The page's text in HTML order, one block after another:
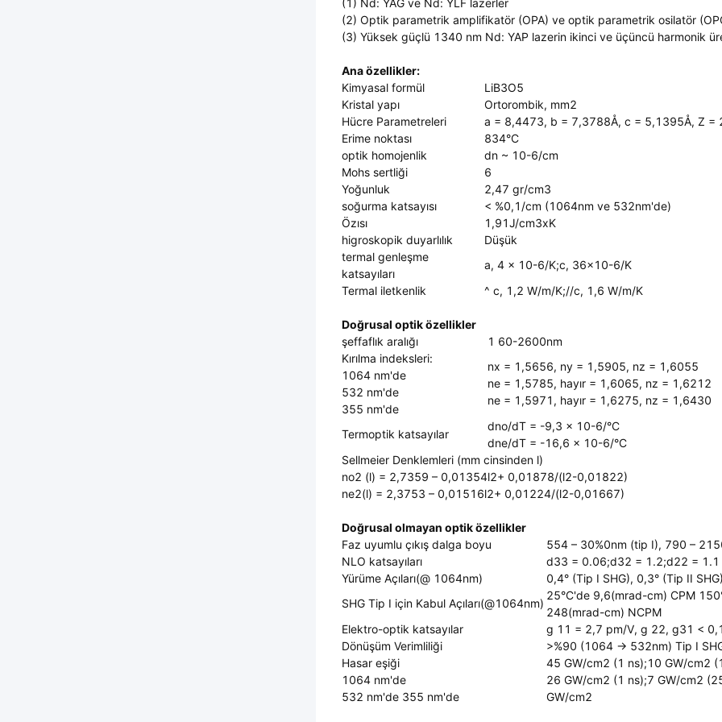
(1) Nd: YAG ve Nd: YLF lazerler
(2) Optik parametrik amplifikatör (OPA) ve optik parametrik osilatör
(3) Yüksek güçlü 1340 nm Nd: YAP lazerin ikinci ve üçüncü harmonik
Ana özellikler:
Kimyasal formül
LiB3O5
Kristal yapı
Ortorombik, mm2
Hücre Parametreleri
a = 8,4473, b = 7,3788Å, c = 5,1395Å, Z =
Erime noktası
834°C
optik homojenlik
dn ~ 10-6/cm
Mohs sertliği
6
Yoğunluk
2,47 gr/cm3
soğurma katsayısı
< %0,1/cm (1064nm ve 532nm'de)
Özısı
1,91J/cm3xK
higroskopik duyarlılık
Düşük
termal genleşme
katsayıları
a, 4 x 10-6/K;c, 36x10-6/K
Termal iletkenlik
^ c, 1,2 W/m/K;//c, 1,6 W/m/K
Doğrusal optik özellikler
şeffaflık aralığı
1 60-2600nm
Kırılma indeksleri:
1064 nm'de
532 nm'de
355 nm'de
nx = 1,5656, ny = 1,5905, nz = 1,6055
ne = 1,5785, hayır = 1,6065, nz = 1,6212
ne = 1,5971, hayır = 1,6275, nz = 1,6430
Termoptik katsayılar
dno/dT = -9,3 x 10-6/°C
dne/dT = -16,6 x 10-6/°C
Sellmeier Denklemleri (mm cinsinden l)
no2 (l) = 2,7359 – 0,01354l2+ 0,01878/(l2-0,01822)
ne2(l) = 2,3753 – 0,01516l2+ 0,01224/(l2-0,01667)
Doğrusal olmayan optik özellikler
Faz uyumlu çıkış dalga boyu
554 – 30%0nm (tip I), 790 –
NLO katsayıları
d33 = 0.06;d32 = 1.2;d22 = 1.1
Yürüme Açıları(@ 1064nm)
0,4° (Tip I SHG), 0,3° (Tip II SHG)
SHG Tip I için Kabul Açıları(@1064nm)
25°C'de 9,6(mrad-cm) CPM
248(mrad-cm) NCPM
Elektro-optik katsayılar
g 11 = 2,7 pm/V, g 22, g31 <
Dönüşüm Verimliliği
>%90 (1064 -> 532nm) Tip I
Hasar eşiği
1064 nm'de
532 nm'de 355 nm'de
45 GW/cm2 (1 ns);10 GW/cm2
26 GW/cm2 (1 ns);7 GW/cm2
GW/cm2